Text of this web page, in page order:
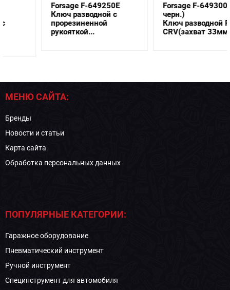
Forsage F-649250E
Ключ разводной с
прорезиненной
рукояткой...
Forsage F-649300(NEW
Ключ разводной Profi
CRV(захват 33мм, 30...
МЕНЮ САЙТА:
Бренды
Новости и статьи
Карта сайта
Обработка персональных данных
ПОПУЛЯРНЫЕ КАТЕГОРИИ:
Гаражное оборудование
Пневматический инструмент
Ручной инструмент
Специнструмент для автомобиля